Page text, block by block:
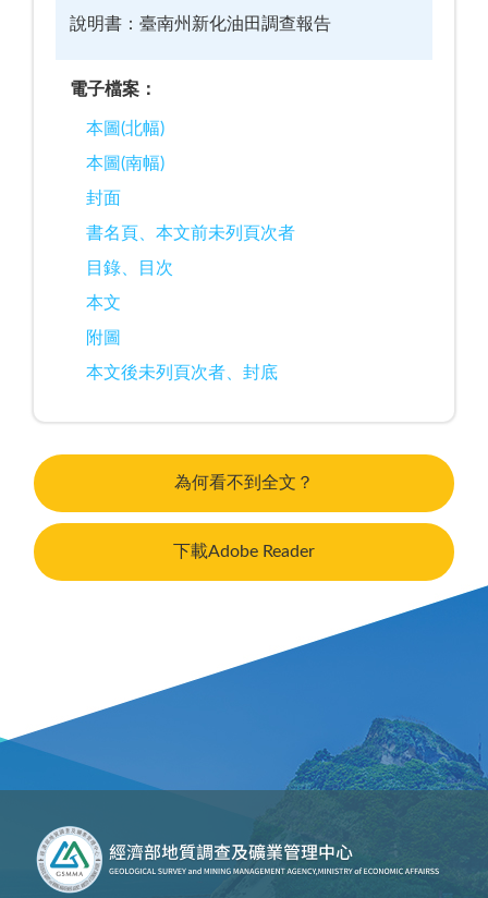
說明書：臺南州新化油田調查報告
電子檔案：
本圖(北幅)
本圖(南幅)
封面
書名頁、本文前未列頁次者
目錄、目次
本文
附圖
本文後未列頁次者、封底
為何看不到全文？
下載Adobe Reader